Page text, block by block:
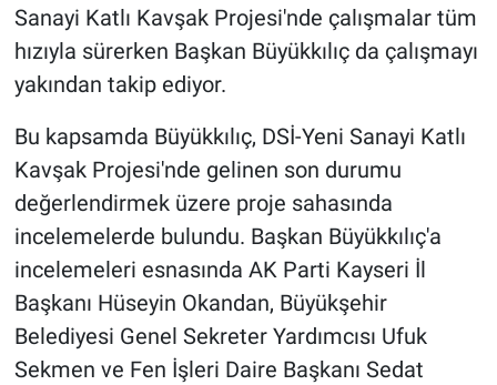
Sanayi Katlı Kavşak Projesi'nde çalışmalar tüm
hızıyla sürerken Başkan Büyükkılıç da çalışmayı
yakından takip ediyor.
Bu kapsamda Büyükkılıç, DSİ-Yeni Sanayi Katlı
Kavşak Projesi'nde gelinen son durumu
değerlendirmek üzere proje sahasında
incelemelerde bulundu. Başkan Büyükkılıç'a
incelemeleri esnasında AK Parti Kayseri İl
Başkanı Hüseyin Okandan, Büyükşehir
Belediyesi Genel Sekreter Yardımcısı Ufuk
Sekmen ve Fen İşleri Daire Başkanı Sedat